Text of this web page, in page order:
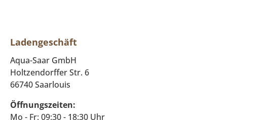
Ladengeschäft
Aqua-Saar GmbH
Holtzendorffer Str. 6
66740 Saarlouis
Öffnungszeiten:
Mo - Fr: 09:30 - 18:30 Uhr